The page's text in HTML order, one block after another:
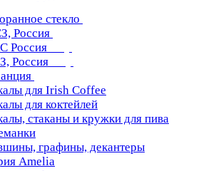
стекло
Россия
Россия
Россия
для Irish Coffee
для коктейлей
стаканы и кружки для пива
графины, декантеры
Amelia